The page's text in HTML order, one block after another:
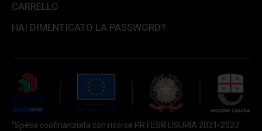
CARRELLO
HAI DIMENTICATO LA PASSWORD?
“Spesa coofinanziata con risorse PR FESR LIGURIA 2021-2027